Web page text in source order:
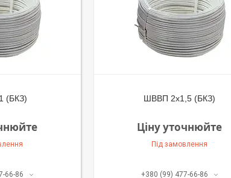
(БКЗ)
66-86
ШВВП 2х1,5 (БКЗ)
Ціну уточнюйте
Під замовлення
+380 (99) 477-66-86